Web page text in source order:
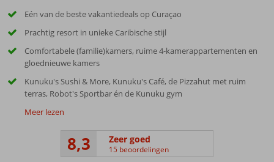
Eén van de beste vakantiedeals op Curaçao
Prachtig resort in unieke Caribische stijl
Comfortabele (familie)kamers, ruime 4-kamerappartementen en
gloednieuwe kamers
Kunuku's Sushi & More, Kunuku's Café, de Pizzahut met ruim
terras, Robot's Sportbar én de Kunuku gym
Meer lezen
8,3 Zeer goed
15 beoordelingen